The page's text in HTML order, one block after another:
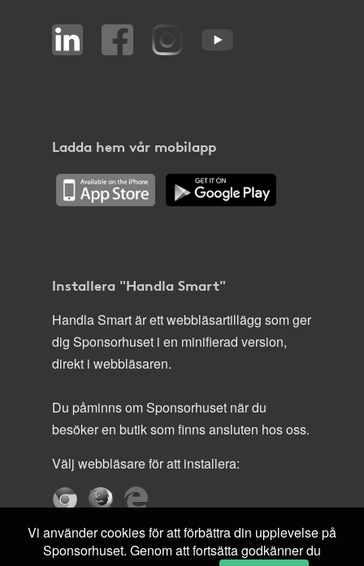
Ladda hem vår mobilapp
Installera "Handla Smart"
Handla Smart är ett webbläsartillägg som ger
dig Sponsorhuset i en minifierad version,
direkt i webbläsaren.
Du påminns om Sponsorhuset när du
besöker en butik som finns ansluten hos oss.
Välj webbläsare för att installera:
Vi använder cookies för att förbättra din upplevelse på
Sponsorhuset. Genom att fortsätta godkänner du